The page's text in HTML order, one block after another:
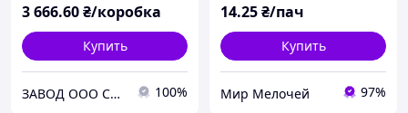
3 666.60₴/коробка
Купить
ЗАВОД ООО СТИЛЬ ПАК ГРУПП 100%
14.25₴/пач
Купить
Мир Мелочей 97%